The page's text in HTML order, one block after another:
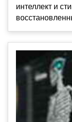
интеллект и